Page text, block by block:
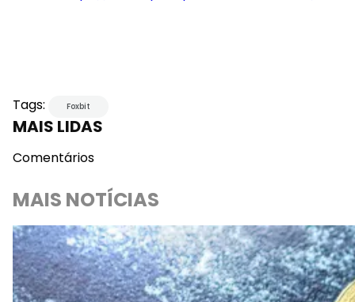
Tags: Foxbit
MAIS LIDAS
Comentários
MAIS NOTÍCIAS